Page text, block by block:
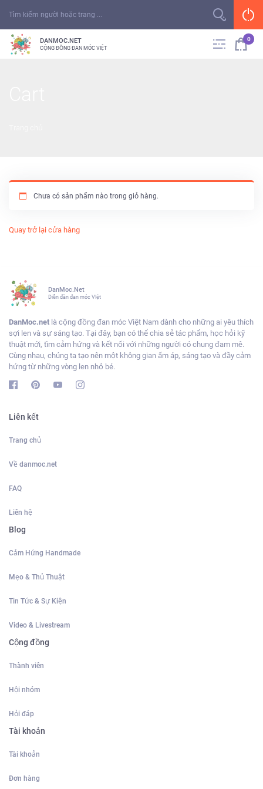
DANMOC.NET
CỘNG ĐỒNG ĐAN MÓC VIỆT
0
Chưa có sản phẩm nào trong giỏ hàng.
Quay trở lại cửa hàng
DanMoc.Net
Diễn đàn đan móc VIệt
DanMoc.net là cộng đồng đan móc Việt Nam dành cho những ai yêu thích
sợi len và sự sáng tạo. Tại đây, bạn có thể chia sẻ tác phẩm, học hỏi kỹ
thuật mới, tìm cảm hứng và kết nối với những người có chung đam mê.
Cùng nhau, chúng ta tạo nên một không gian ấm áp, sáng tạo và đầy cảm
hứng từ những vòng len nhỏ bé.
Liên kết
Trang chủ
Về danmoc.net
FAQ
Liên hệ
Blog
Cảm Hứng Handmade
Mẹo & Thủ Thuật
Tin Tức & Sự Kiện
Video & Livestream
Cộng đồng
Thành viên
Hội nhóm
Hỏi đáp
Tài khoản
Tài khoản
Đơn hàng